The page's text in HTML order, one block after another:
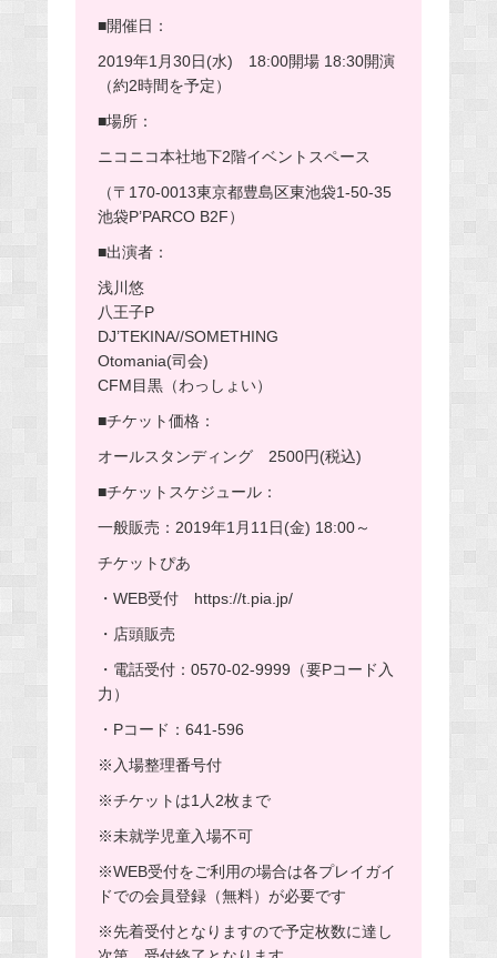
■開催日：
2019年1月30日(水) 18:00開場 18:30開演
（約2時間を予定）
■場所：
ニコニコ本社地下2階イベントスペース
（〒170-0013東京都豊島区東池袋1-50-35
池袋P’PARCO B2F）
■出演者：
浅川悠
八王子P
DJ’TEKINA//SOMETHING
Otomania(司会)
CFM目黒（わっしょい）
■チケット価格：
オールスタンディング 2500円(税込)
■チケットスケジュール：
一般販売：2019年1月11日(金) 18:00～
チケットぴあ
・WEB受付 https://t.pia.jp/
・店頭販売
・電話受付：0570-02-9999（要Pコード入
力）
・Pコード：641-596
※入場整理番号付
※チケットは1人2枚まで
※未就学児童入場不可
※WEB受付をご利用の場合は各プレイガイ
ドでの会員登録（無料）が必要です
※先着受付となりますので予定枚数に達し